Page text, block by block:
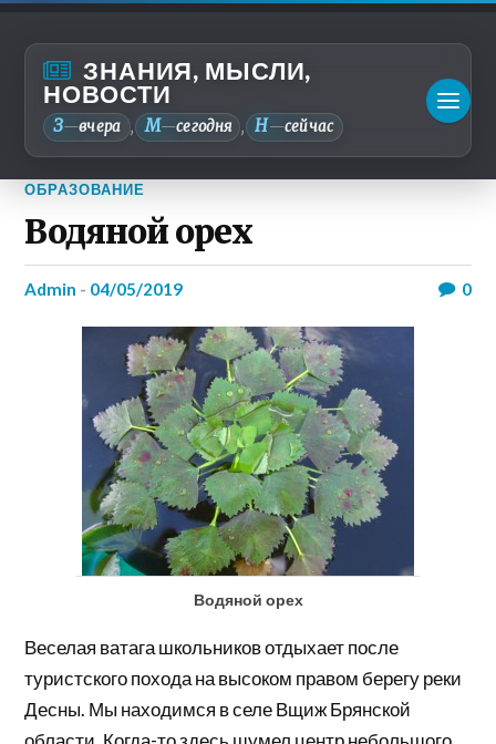
ЗНАНИЯ, МЫСЛИ,
НОВОСТИ
З—вчера , М—сегодня , Н—сейчас
ОБРАЗОВАНИЕ
Водяной орех
admin - 04/05/2019 0
Водяной орех
Веселая ватага школьников отдыхает после
туристского похода на высоком правом берегу реки
Десны. Мы находимся в селе Вщиж Брянской